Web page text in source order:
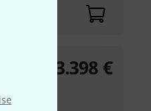
3.398 €